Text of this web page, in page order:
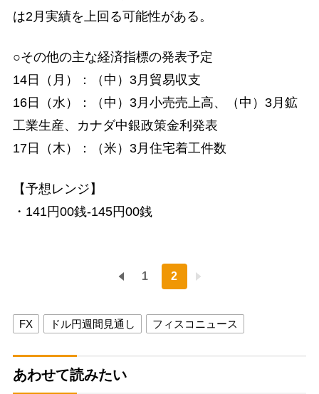
は2月実績を上回る可能性がある。
○その他の主な経済指標の発表予定
14日（月）：（中）3月貿易収支
16日（水）：（中）3月小売売上高、（中）3月鉱
工業生産、カナダ中銀政策金利発表
17日（木）：（米）3月住宅着工件数
【予想レンジ】
・141円00銭-145円00銭
1 2
FX ドル円週間見通し フィスコニュース
あわせて読みたい